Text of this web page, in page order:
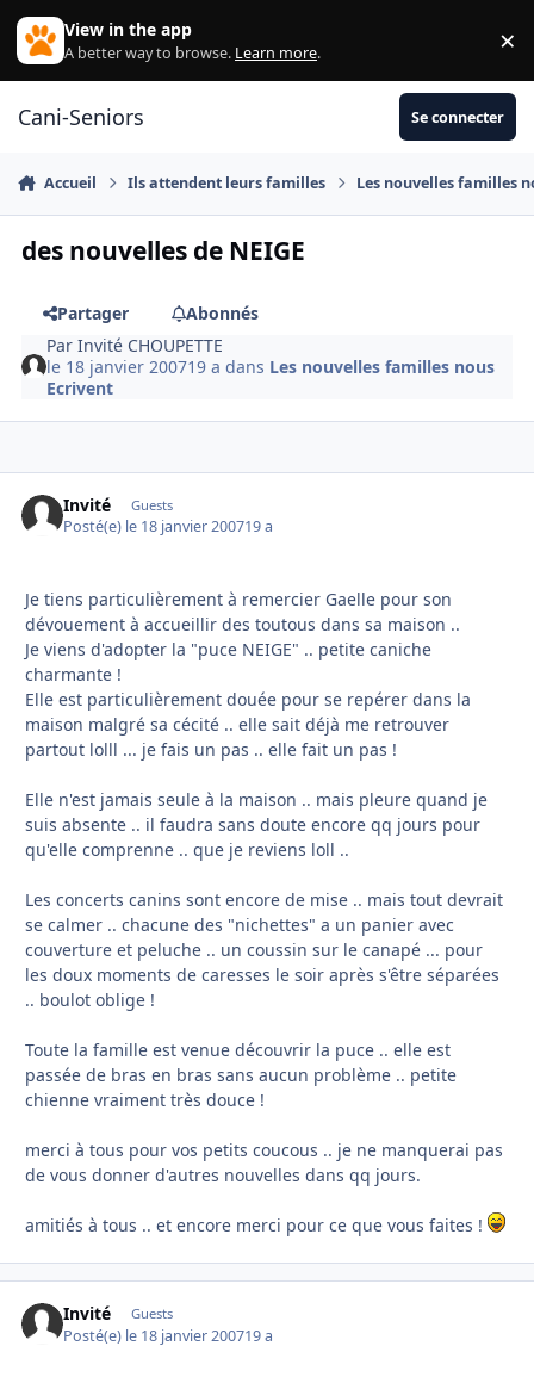
Aller au contenu
View in the app
A better way to browse. Learn more. ×
Cani-Seniors Se connecter
Accueil Ils attendent leurs familles Les nouvelles familles
des nouvelles de NEIGE
Partager
Abonnés
ParInvité CHOUPETTE
le 18 janvier 200719 a dans Les nouvelles familles nous
Ecrivent
Invité Guests
Posté(e) le 18 janvier 200719 a
Je tiens particulièrement à remercier Gaelle pour son
dévouement à accueillir des toutous dans sa maison ..
Je viens d'adopter la "puce NEIGE" .. petite caniche
charmante !
Elle est particulièrement douée pour se repérer dans la
maison malgré sa cécité .. elle sait déjà me retrouver
partout lolll ... je fais un pas .. elle fait un pas !
Elle n'est jamais seule à la maison .. mais pleure quand je
suis absente .. il faudra sans doute encore qq jours pour
qu'elle comprenne .. que je reviens loll ..
Les concerts canins sont encore de mise .. mais tout devrait
se calmer .. chacune des "nichettes" a un panier avec
couverture et peluche .. un coussin sur le canapé ... pour
les doux moments de caresses le soir après s'être séparées
.. boulot oblige !
Toute la famille est venue découvrir la puce .. elle est
passée de bras en bras sans aucun problème .. petite
chienne vraiment très douce !
merci à tous pour vos petits coucous .. je ne manquerai pas
de vous donner d'autres nouvelles dans qq jours.
amitiés à tous .. et encore merci pour ce que vous faites !
Invité Guests
Posté(e) le 18 janvier 200719 a